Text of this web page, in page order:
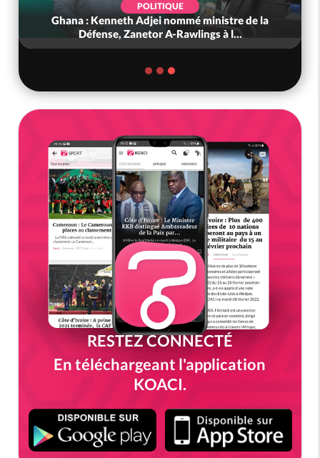
POLITIQUE
Ghana : Kenneth Adjei nommé ministre de la
Défense, Zanetor A-Rawlings à l...
RESTEZ CONNECTÉ
En téléchargeant l'application
KOACI.